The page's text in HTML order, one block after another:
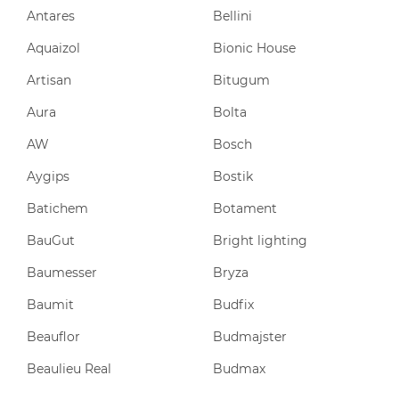
Antares
Aquaizol
Artisan
Aura
AW
Aygips
Batichem
BauGut
Baumesser
Baumit
Beauflor
Beaulieu Real
Bellini
Bionic House
Bitugum
Bolta
Bosch
Bostik
Botament
Bright lighting
Bryza
Budfix
Budmajster
Budmax